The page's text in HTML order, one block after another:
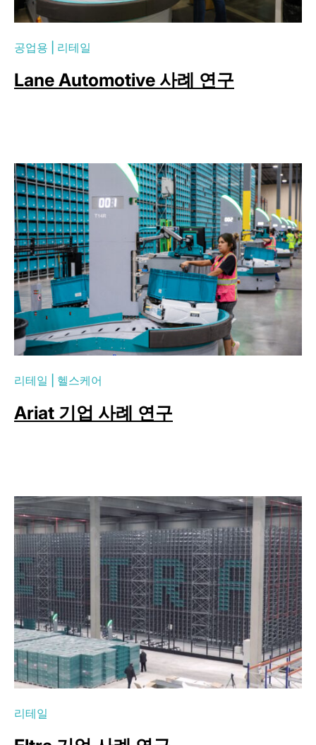
공업용 리테일
Lane Automotive 사례 연구
리테일 헬스케어
Ariat 기업 사례 연구
리테일